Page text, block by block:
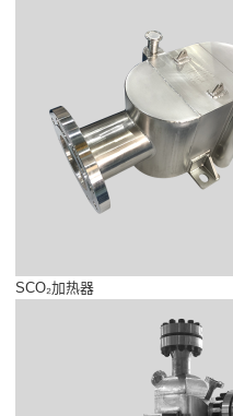
SCO₂加热器